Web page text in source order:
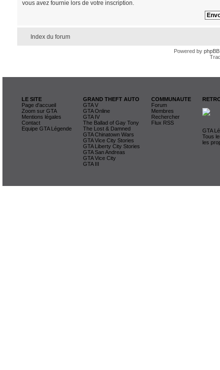
vous avez fournie lors de votre inscription.
Index du forum
Powered by phpBB
LE SITE
Page d'accueil
Zoom sur GTA
Mentions légales
Contact
Equipe GTA Légende
GRAND THEFT AUTO
GTA V
GTA Online
GTA IV
The Ballad of Gay Tony
The Lost & Damned
GTA Chinatown Wars
GTA Vice City Stories
GTA Liberty City Stories
GTA San Andreas
GTA Vice City
GTA III
COMMUNAUTE
Forum
Membres
Rechercher
Flux RSS
GTA
Tous
les